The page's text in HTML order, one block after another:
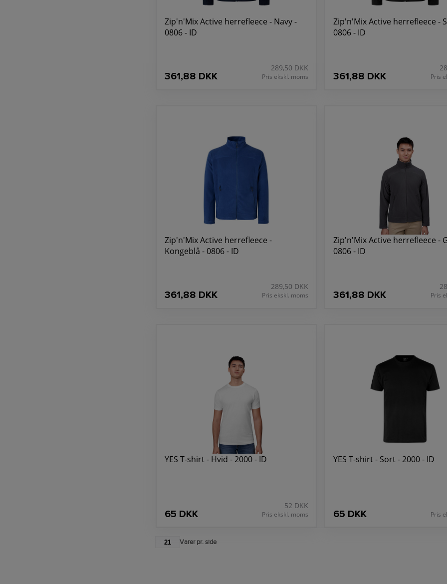
Zip'n'Mix Active herrefleece - Navy -
0806 - ID
361,88 DKK
289,50 DKK
Pris ekskl. moms
Zip'n'Mix Active herrefleece -
0806 - ID
361,88 DKK Pris
Zip'n'Mix Active herrefleece -
Kongeblå - 0806 - ID
361,88 DKK
289,50 DKK
Pris ekskl. moms
Zip'n'Mix Active herrefleece -
0806 - ID
361,88 DKK Pris
YES T-shirt - Hvid - 2000 - ID
65 DKK
52 DKK
Pris ekskl. moms
YES T-shirt - Sort - 2000 - ID
65 DKK Pris
21 Varer pr. side